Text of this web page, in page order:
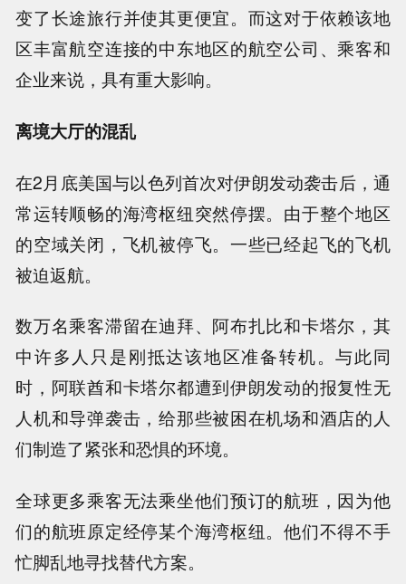
变了长途旅行并使其更便宜。而这对于依赖该地
区丰富航空连接的中东地区的航空公司、乘客和
企业来说，具有重大影响。
离境大厅的混乱
在2月底美国与以色列首次对伊朗发动袭击后，通
常运转顺畅的海湾枢纽突然停摆。由于整个地区
的空域关闭，飞机被停飞。一些已经起飞的飞机
被迫返航。
数万名乘客滞留在迪拜、阿布扎比和卡塔尔，其
中许多人只是刚抵达该地区准备转机。与此同
时，阿联酋和卡塔尔都遭到伊朗发动的报复性无
人机和导弹袭击，给那些被困在机场和酒店的人
们制造了紧张和恐惧的环境。
全球更多乘客无法乘坐他们预订的航班，因为他
们的航班原定经停某个海湾枢纽。他们不得不手
忙脚乱地寻找替代方案。